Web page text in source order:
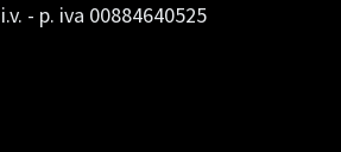
- p. iva 00884640525